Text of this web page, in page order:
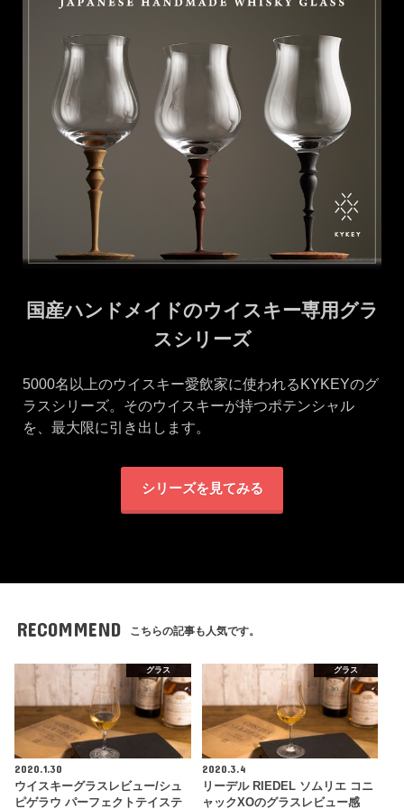
国産ハンドメイドのウイスキー専用グラ
スシリーズ
5000名以上のウイスキー愛飲家に使われるKYKEYのグ
ラスシリーズ。そのウイスキーが持つポテンシャル
を、最大限に引き出します。
シリーズを見てみる
RECOMMEND こちらの記事も人気です。
グラス
2020.1.30
ウイスキーグラスレビュー/シュ
ピゲラウ パーフェクトテイステ
グラス
2020.3.4
リーデル RIEDEL ソムリエ コニ
ャックXOのグラスレビュー感